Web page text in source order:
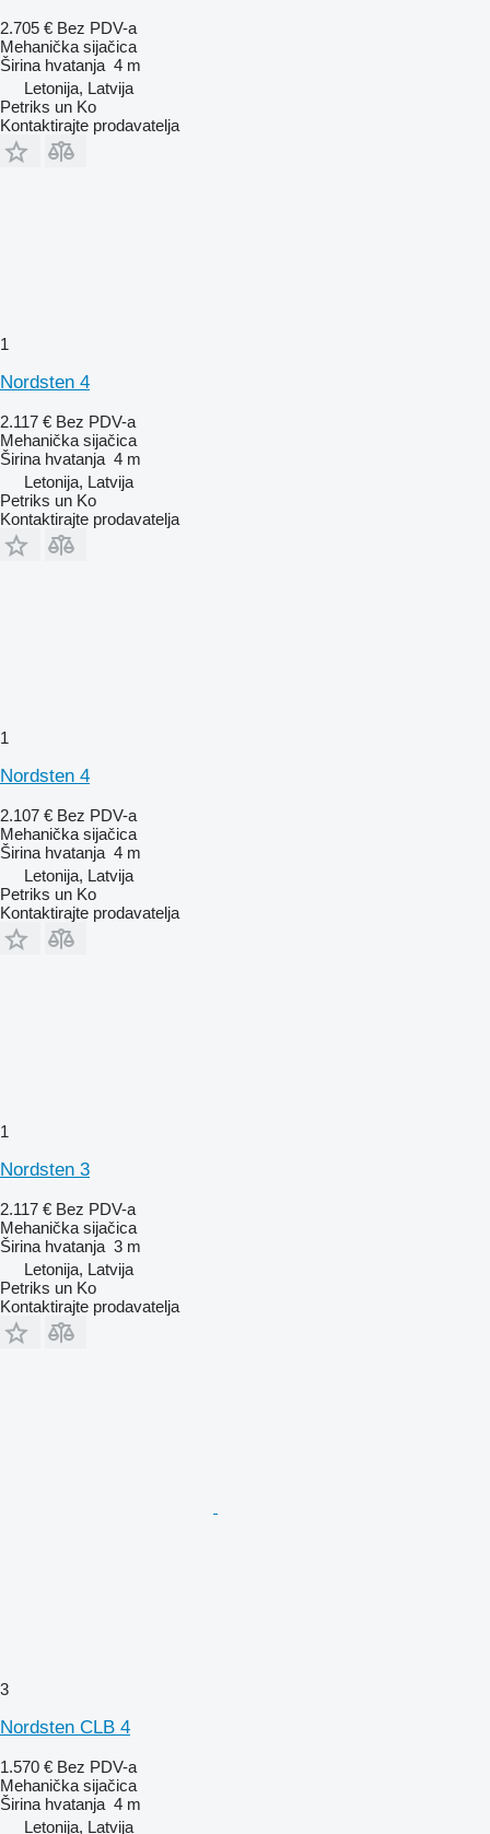
2.705 € Bez PDV-a
Mehanička sijačica
Širina hvatanja 4 m
Letonija, Latvija
Petriks un Ko
Kontaktirajte prodavatelja
1
Nordsten 4
2.117 € Bez PDV-a
Mehanička sijačica
Širina hvatanja 4 m
Letonija, Latvija
Petriks un Ko
Kontaktirajte prodavatelja
1
Nordsten 4
2.107 € Bez PDV-a
Mehanička sijačica
Širina hvatanja 4 m
Letonija, Latvija
Petriks un Ko
Kontaktirajte prodavatelja
1
Nordsten 3
2.117 € Bez PDV-a
Mehanička sijačica
Širina hvatanja 3 m
Letonija, Latvija
Petriks un Ko
Kontaktirajte prodavatelja
3
Nordsten CLB 4
1.570 € Bez PDV-a
Mehanička sijačica
Širina hvatanja 4 m
Letonija, Latvija